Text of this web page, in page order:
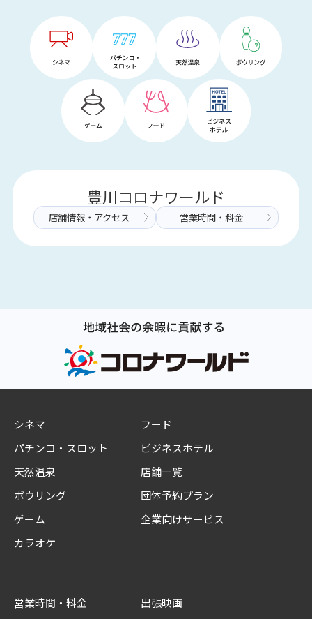
豊川コロナワールド
店舗情報・アクセス 営業時間・料金
シネマ
パチンコ・スロット
天然温泉
ボウリング
ゲーム
カラオケ
フード
ビジネスホテル
店舗一覧
団体予約プラン
企業向けサービス
営業時間・料金
出張映画